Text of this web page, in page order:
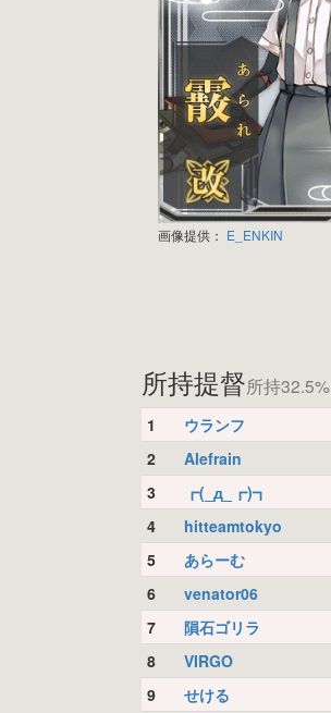
画像提供： E_ENKIN
所持提督所持32.5%
1 ウランフ
2 Alefrain
3 ┏(_д_┏)┓
4 hitteamtokyo
5 あらーむ
6 venator06
7 隕石ゴリラ
8 VIRGO
9 せける